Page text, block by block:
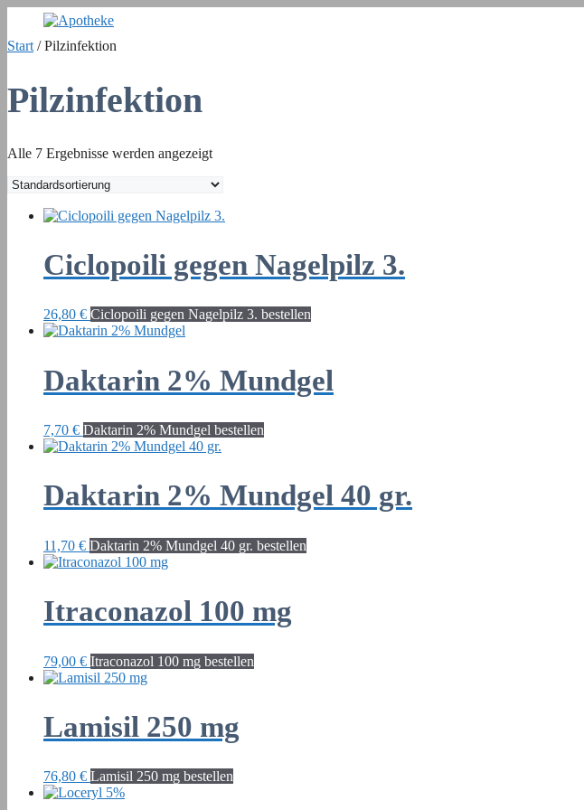
springen
Start / Pilzinfektion
Pilzinfektion
Alle 7 Ergebnisse werden angezeigt
Ciclopoili gegen Nagelpilz 3.
26,80 € Ciclopoili gegen Nagelpilz 3. bestellen
Daktarin 2% Mundgel
7,70 € Daktarin 2% Mundgel bestellen
Daktarin 2% Mundgel 40 gr.
11,70 € Daktarin 2% Mundgel 40 gr. bestellen
Itraconazol 100 mg
79,00 € Itraconazol 100 mg bestellen
Lamisil 250 mg
76,80 € Lamisil 250 mg bestellen